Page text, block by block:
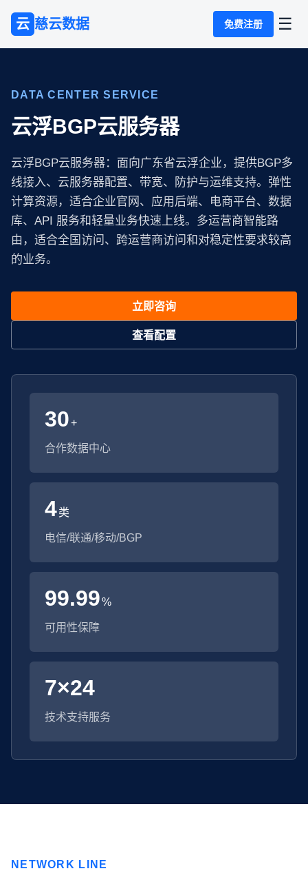
云 慈云数据 免费注册 ☰
DATA CENTER SERVICE
云浮BGP云服务器
云浮BGP云服务器：面向广东省云浮企业，提供BGP多
线接入、云服务器配置、带宽、防护与运维支持。弹性
计算资源，适合企业官网、应用后端、电商平台、数据
库、API 服务和轻量业务快速上线。多运营商智能路
由，适合全国访问、跨运营商访问和对稳定性要求较高
的业务。
立即咨询
查看配置
30+
合作数据中心
4类
电信/联通/移动/BGP
99.99%
可用性保障
7×24
技术支持服务
NETWORK LINE